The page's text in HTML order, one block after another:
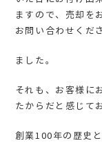
ますので、売却を
お問い合わせくだ
ました。
それも、お客様に
たからだと感じて
創業100年の歴史